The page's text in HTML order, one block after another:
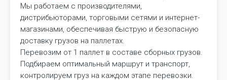
Мы работаем с производителями,
дистрибьюторами, торговыми сетями и интернет-
магазинами, обеспечивая быструю и безопасную
доставку грузов на паллетах.
Перевозим от 1 паллет в составе сборных грузов.
Подбираем оптимальный маршрут и транспорт,
контролируем груз на каждом этапе перевозки.